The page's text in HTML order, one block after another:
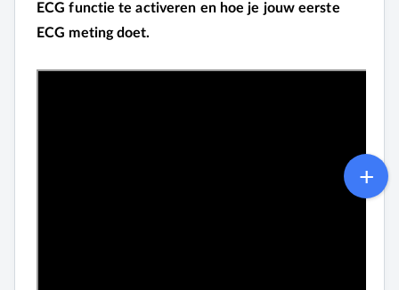
ECG functie te activeren enhoe je jouw eerste
ECG meting doet.